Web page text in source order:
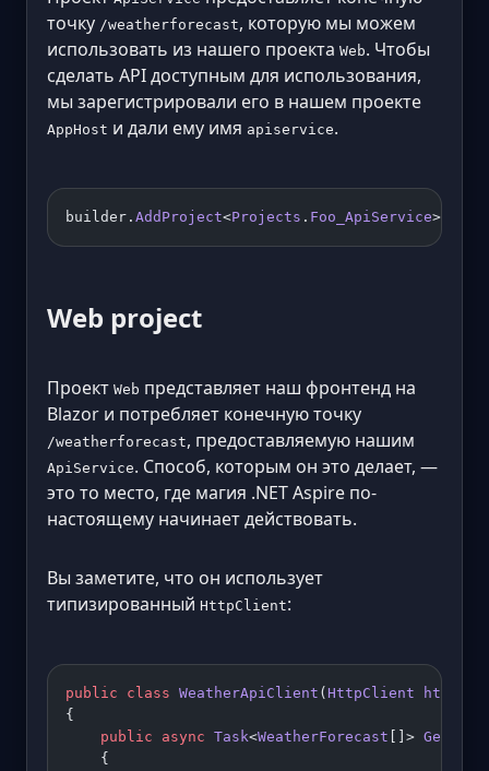
точку /weatherforecast, которую мы можем
использовать из нашего проекта Web. Чтобы
сделать API доступным для использования,
мы зарегистрировали его в нашем проекте
AppHost и дали ему имя apiservice.
builder. AddProject<Projects . Foo_ApiService>(
Web project
Проект Web представляет наш фронтенд на
Blazor и потребляет конечную точку
/weatherforecast, предоставляемую нашим
ApiService. Способ, которым он это делает, —
это то место, где магия .NET Aspire по-
настоящему начинает действовать.
Вы заметите, что он использует
типизированный HttpClient:
public class WeatherApiClient ( HttpClient
{
    public
async Task<WeatherForecast []>
    {